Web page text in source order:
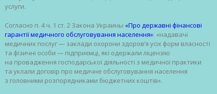
услуги.
Согласно п. 4 ч. 1 ст. 2 Закона Украины «Про державні фінансові
гарантії медичного обслуговування населення»: «надавачі
медичних послуг — заклади охорони здоров’я усіх форм власності
та фізичні особи — підприємці, які одержали ліцензію
на провадження господарської діяльності з медичної практики
та уклали договір про медичне обслуговування населення
з головними розпорядниками бюджетних коштів».